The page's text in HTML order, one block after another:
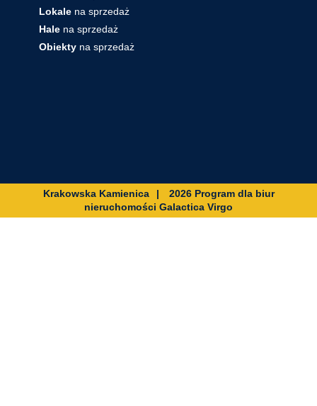
Lokale na sprzedaż
Hale na sprzedaż
Obiekty na sprzedaż
Krakowska Kamienica 2026 Program dla biur
nieruchomości Galactica Virgo